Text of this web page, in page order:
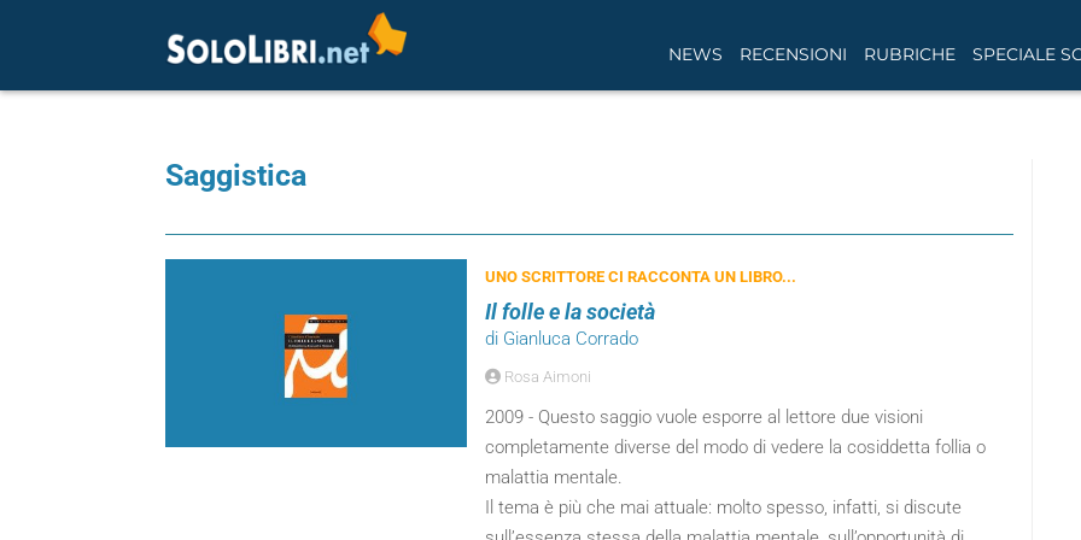
NEWS RECENSIONI RUBRICHE SPECIALE
Saggistica
UNO SCRITTORE CI RACCONTA UN LIBRO...
Il folle e la società
di Gianluca Corrado
Rosa Aimoni
2009 - Questo saggio vuole esporre al lettore due visioni
completamente diverse del modo di vedere la cosiddetta follia o
malattia mentale.
Il tema è più che mai attuale: molto spesso, infatti, si discute